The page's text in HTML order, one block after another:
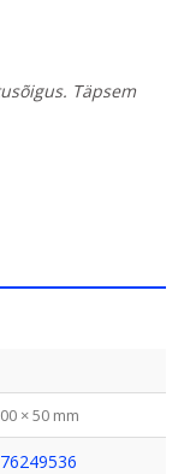
Täpsem
× 50 mm